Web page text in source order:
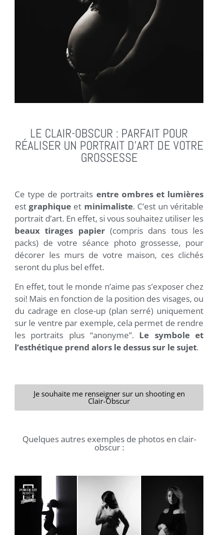
LE CLAIR-OBSCUR : PARFAIT POUR
RÉALISER UN PORTRAIT D'ART DE VOTRE
GROSSESSE
Ce type de portraits entre ombres et lumières
estgraphique et minimaliste. C’est un véritable
portrait d’art. En effet, si vous souhaitez utiliser les
beaux tirages papier(compris dans tous les
packs) de votre séance photo grossesse, pour
décorer les murs de votre maison, ces clichés
seront du plus bel effet.
En effet, tout le monde n’aime pas s’exposer chez
soi! Mais en fonction de la position des visages, ou
du cadrage en close-up (plan serré) uniquement
sur le ventre par exemple, cela permet de rendre
les portraits plus “anonyme”. Le symbole et
l’esthétique prend alors le dessus sur le sujet.
Je souhaite me renseigner sur un shooting en
Clair-Obscur
Quelques autres exemples de photos en clair-
obscur :